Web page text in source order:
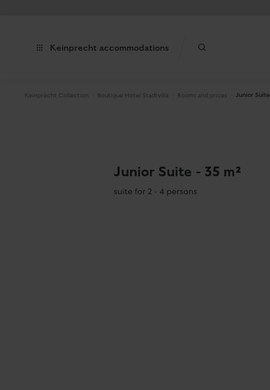
Keinprecht accommodations
Keinprecht Collection Boutique Hotel Stadtvilla Rooms and prices Junior Suite
Junior Suite - 35 m²
suite for 2 - 4 persons